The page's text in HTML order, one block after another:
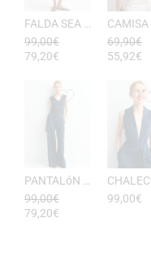
99,00€
79,20€
69,90€
55,92€
PANTALóN YUKATA MUJER RAYAS DE ESEOESE
99,00€
79,20€
99,00€